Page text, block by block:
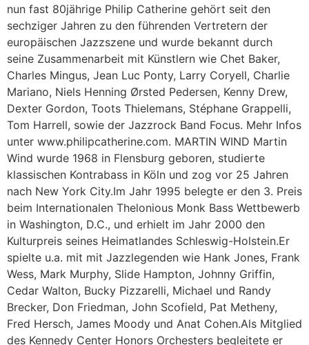
nun fast 80jährige Philip Catherine gehört seit den
sechziger Jahren zu den führenden Vertretern der
europäischen Jazzszene und wurde bekannt durch
seine Zusammenarbeit mit Künstlern wie Chet Baker,
Charles Mingus, Jean Luc Ponty, Larry Coryell, Charlie
Mariano, Niels Henning Ørsted Pedersen, Kenny Drew,
Dexter Gordon, Toots Thielemans, Stéphane Grappelli,
Tom Harrell, sowie der Jazzrock Band Focus. Mehr Infos
unter www.philipcatherine.com. MARTIN WIND Martin
Wind wurde 1968 in Flensburg geboren, studierte
klassischen Kontrabass in Köln und zog vor 25 Jahren
nach New York City.Im Jahr 1995 belegte er den 3. Preis
beim Internationalen Thelonious Monk Bass Wettbewerb
in Washington, D.C., und erhielt im Jahr 2000 den
Kulturpreis seines Heimatlandes Schleswig-Holstein.Er
spielte u.a. mit mit Jazzlegenden wie Hank Jones, Frank
Wess, Mark Murphy, Slide Hampton, Johnny Griffin,
Cedar Walton, Bucky Pizzarelli, Michael und Randy
Brecker, Don Friedman, John Scofield, Pat Metheny,
Fred Hersch, James Moody und Anat Cohen.Als Mitglied
des Kennedy Center Honors Orchesters begleitete er